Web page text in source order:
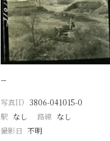
−
写真ID 3806-041015-0
駅 なし 路線 なし
撮影日 不明